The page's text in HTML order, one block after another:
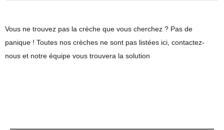
Vous ne trouvez pas la crèche que vous cherchez ? Pas de
panique ! Toutes nos crèches ne sont pas listées ici, contactez-
nous et notre équipe vous trouvera la solution